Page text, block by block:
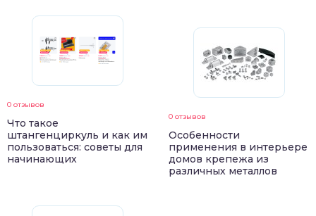
0 отзывов
Что такое
штангенциркуль и как им
пользоваться: советы для
начинающих
0 отзывов
Особенности
применения в интерьере
домов крепежа из
различных металлов